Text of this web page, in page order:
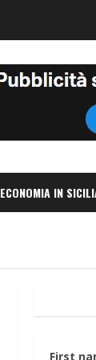
ECONOMIA IN
First